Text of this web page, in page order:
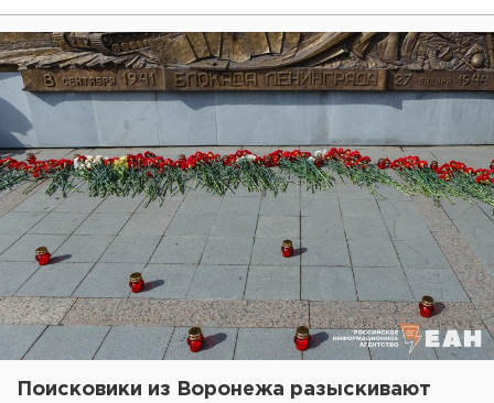
Поисковики из Воронежа разыскивают